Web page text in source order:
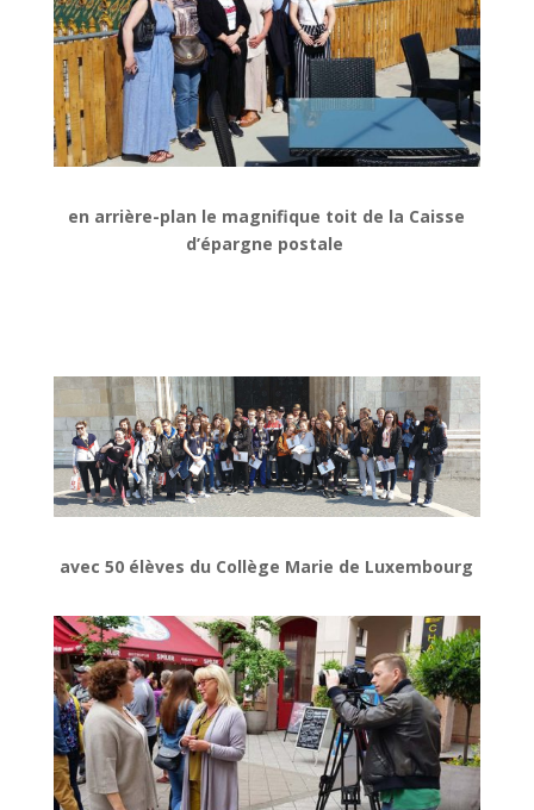
en arrière-plan le magnifique toit de la Caisse
d’épargne postale
avec 50 élèves du Collège Marie de Luxembourg